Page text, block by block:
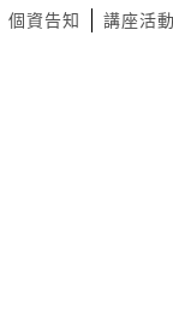
個資告知
講座活